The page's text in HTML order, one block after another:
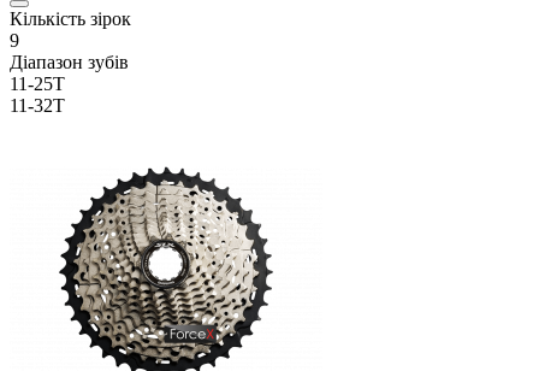
Кількість зірок
9
Діапазон зубів
11-25T
11-32T